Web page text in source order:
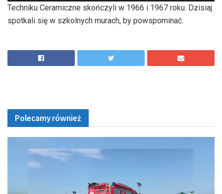
hd2880
hd2160
hd2160
hd1440
highres
hd1080
hd720
large
medium
small
tiny
Techniku Ceramiczne skończyli w 1966 i 1967 roku. Dzisiaj
spotkali się w szkolnych murach, by powspominać.
Polecamy również